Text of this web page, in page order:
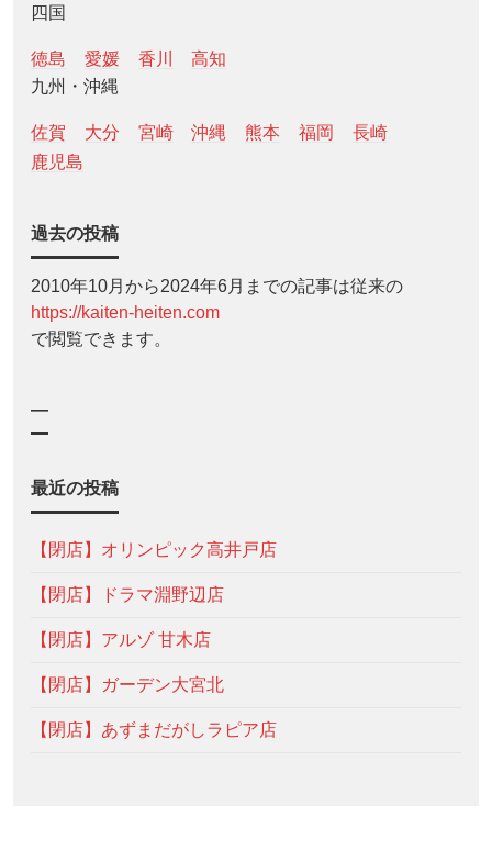
四国
徳島 愛媛 香川
高知
九州・沖縄
佐賀 大分 宮崎 沖縄 熊本 福岡
長崎
鹿児島
過去の投稿
2010年10月から2024年6月までの記事は従来の
https://kaiten-heiten.com
で閲覧できます。
—
最近の投稿
【閉店】オリンピック高井戸店
【閉店】ドラマ淵野辺店
【閉店】アルゾ 甘木店
【閉店】ガーデン大宮北
【閉店】あずまだがしラピア店